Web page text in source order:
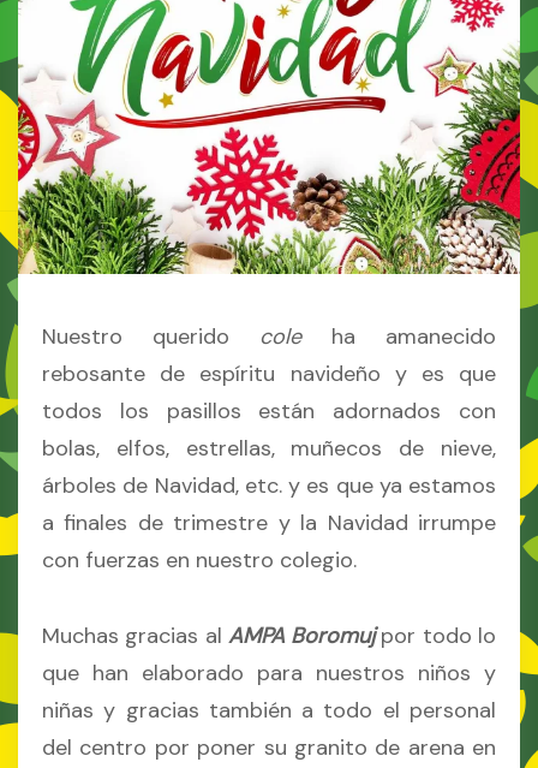
Nuestro querido coleha amanecido
rebosante de espíritu navideño y es que
todos los pasillos están adornados con
bolas, elfos, estrellas, muñecos de nieve,
árboles de Navidad, etc. y es que ya estamos
a finales de trimestre y la Navidad irrumpe
con fuerzas en nuestro colegio.
Muchas gracias al AMPA Boromujpor todo lo
que han elaborado para nuestros niños y
niñas y gracias también a todo el personal
del centro por poner su granito de arena en